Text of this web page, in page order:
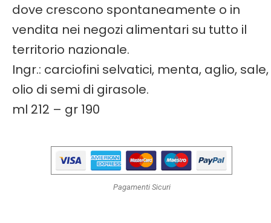
dove crescono spontaneamente o in
vendita nei negozi alimentari su tutto il
territorio nazionale.
Ingr.: carciofini selvatici, menta, aglio, sale,
olio di semi di girasole.
ml 212 – gr 190
Pagamenti Sicuri